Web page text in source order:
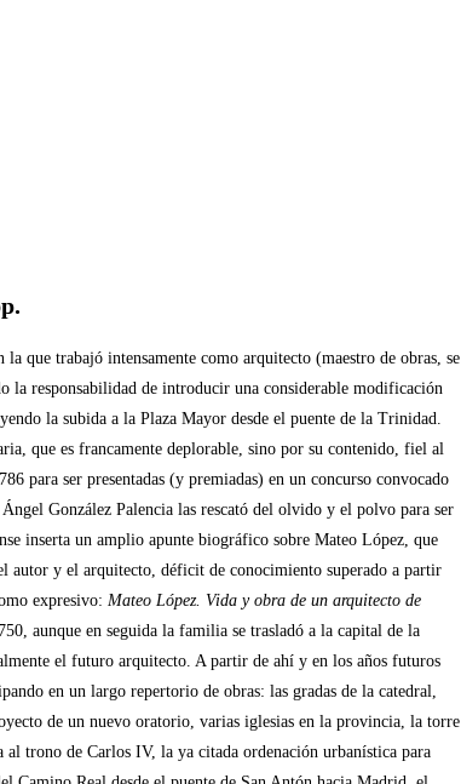
trabajó intensamente como arquitecto (maestro de obras, se
responsabilidad de introducir una considerable modificación
la subida a la Plaza Mayor desde el puente de la Trinidad.
que es francamente deplorable, sino por su contenido, fiel al
para ser presentadas (y premiadas) en un concurso convocado
González Palencia las rescató del olvido y el polvo para ser
inserta un amplio apunte biográfico sobre Mateo López, que
autor y el arquitecto, déficit de conocimiento superado a partir
expresivo: Mateo López. Vida y obra de un arquitecto de
aunque en seguida la familia se trasladó a la capital de la
el futuro arquitecto. A partir de ahí y en los años futuros
en un largo repertorio de obras: las gradas de la catedral,
de un nuevo oratorio, varias iglesias en la provincia, la torre
trono de Carlos IV, la ya citada ordenación urbanística para